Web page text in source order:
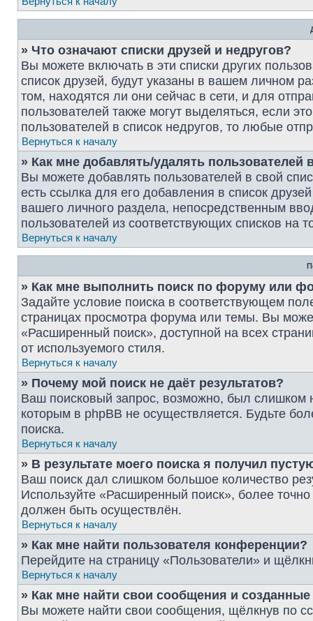
» Что означают списки друзей и недругов?
Вы можете включать в эти списки других
список друзей, будут указаны в вашем личном
том, находятся ли они сейчас в сети, и для
пользователей также могут выделяться, если
пользователей в список недругов, то любые
Вернуться к началу
» Как мне добавлять/удалять пользователей
Вы можете добавлять пользователей в свой
есть ссылка для его добавления в список
вашего личного раздела, непосредственным
пользователей из соответствующих списков на
Вернуться к началу
» Как мне выполнить поиск по форуму или
Задайте условие поиска в соответствующем
страницах просмотра форума или темы. Вы
«Расширенный поиск», доступной на всех
от используемого стиля.
Вернуться к началу
» Почему мой поиск не даёт результатов?
Ваш поисковый запрос, возможно, был
которым в phpBB не осуществляется. Будьте
поиска.
Вернуться к началу
» В результате моего поиска я получил
Ваш поиск дал слишком большое количество
Используйте «Расширенный поиск», более
должен быть осуществлён.
Вернуться к началу
» Как мне найти пользователя конференции?
Перейдите на страницу «Пользователи» и
Вернуться к началу
» Как мне найти свои сообщения и
Вы можете найти свои сообщения, щёлкнув по